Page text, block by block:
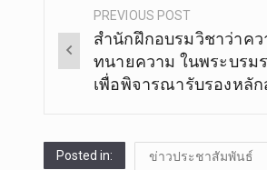
Post
navigation
PREVIOUS POST
สำนักฝึกอบรมวิชาว่าค
ทนายความ ในพระบรม
เพื่อพิจารณารับรองหลัก
Posted in: ข่าวประชาสัมพันธ์